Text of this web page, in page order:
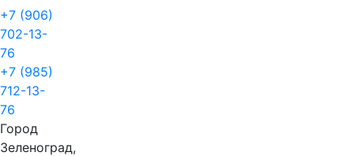
+7 (906)
702-13-
76
+7 (985)
712-13-
76
Город
Зеленоград,